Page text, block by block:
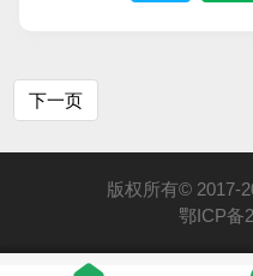
下一页
版权所有© 2017-
鄂ICP备